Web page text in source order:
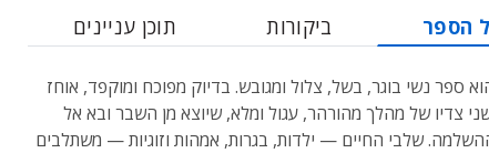
הספר ביקורות תוכן עניינים
ספר נשי בוגר, בשל, צלול ומגובש. בדיוק מפוכח ומוקפד, אוחז
צדיו של מהלך מהורהר, עגול ומלא, שיוצא מן השבר ובא אל
שלבי החיים — ילדות, בגרות, אמהות וזוגיות — משתלבים